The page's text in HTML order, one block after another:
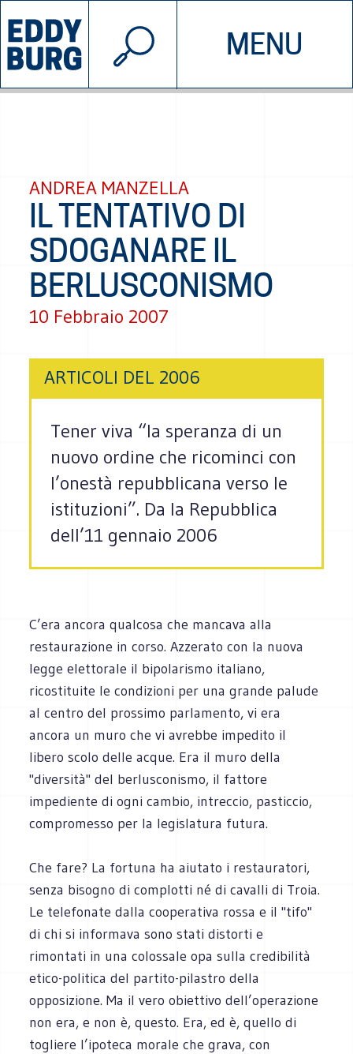
MENU
INIZIATIVE CHI SIAMO
© 2026 EDDYBURG
ANDREA MANZELLA
IL TENTATIVO DI
SDOGANARE IL
BERLUSCONISMO
10 Febbraio 2007
ARTICOLI DEL 2006
Tener viva “la speranza di un
nuovo ordine che ricominci con
l’onestà repubblicana verso le
istituzioni”. Da la Repubblica
dell’11 gennaio 2006
C’era ancora qualcosa che mancava alla
restaurazione in corso. Azzerato con la nuova
legge elettorale il bipolarismo italiano,
ricostituite le condizioni per una grande palude
al centro del prossimo parlamento, vi era
ancora un muro che vi avrebbe impedito il
libero scolo delle acque. Era il muro della
"diversità" del berlusconismo, il fattore
impediente di ogni cambio, intreccio, pasticcio,
compromesso per la legislatura futura.
Che fare? La fortuna ha aiutato i restauratori,
senza bisogno di complotti né di cavalli di Troia.
Le telefonate dalla cooperativa rossa e il "tifo"
di chi si informava sono stati distorti e
rimontati in una colossale opa sulla credibilità
etico-politica del partito-pilastro della
opposizione. Ma il vero obiettivo dell’operazione
non era, e non è, questo. Era, ed è, quello di
togliere l’ipoteca morale che grava, con